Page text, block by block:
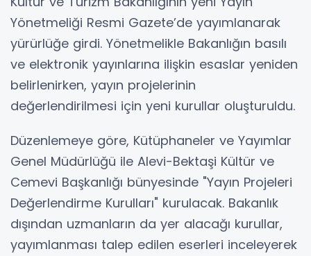
Yönetmeliği Resmi Gazete’de yayımlanarak
yürürlüğe girdi. Yönetmelikle Bakanlığın basılı
ve elektronik yayınlarına ilişkin esaslar yeniden
belirlenirken, yayın projelerinin
değerlendirilmesi için yeni kurullar oluşturuldu.
Düzenlemeye göre, Kütüphaneler ve Yayımlar
Genel Müdürlüğü ile Alevi-Bektaşi Kültür ve
Cemevi Başkanlığı bünyesinde "Yayın Projeleri
Değerlendirme Kurulları" kurulacak. Bakanlık
dışından uzmanların da yer alacağı kurullar,
yayımlanması talep edilen eserleri inceleyerek